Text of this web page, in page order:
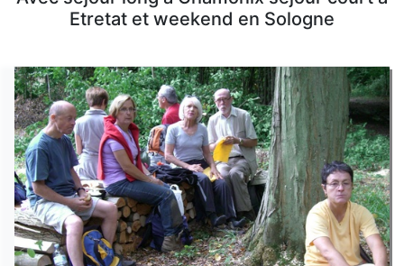
Etretat et weekend en Sologne